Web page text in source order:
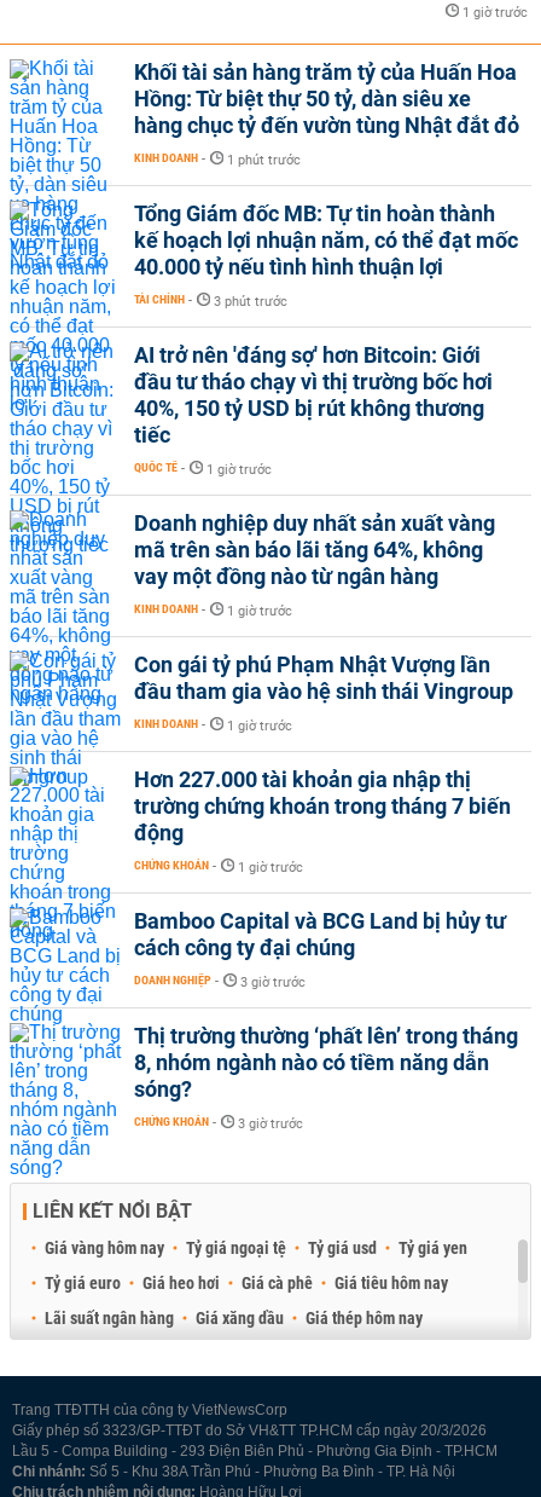
1 giờ trước
Khối tài sản hàng trăm tỷ của Huấn Hoa
Hồng: Từ biệt thự 50 tỷ, dàn siêu xe
hàng chục tỷ đến vườn tùng Nhật đắt đỏ
KINH DOANH - 1 phút trước
Tổng Giám đốc MB: Tự tin hoàn thành
kế hoạch lợi nhuận năm, có thể đạt mốc
40.000 tỷ nếu tình hình thuận lợi
TÀI CHÍNH - 3 phút trước
AI trở nên 'đáng sợ' hơn Bitcoin: Giới
đầu tư tháo chạy vì thị trường bốc hơi
40%, 150 tỷ USD bị rút không thương
tiếc
QUỐC TẾ - 1 giờ trước
Doanh nghiệp duy nhất sản xuất vàng
mã trên sàn báo lãi tăng 64%, không
vay một đồng nào từ ngân hàng
KINH DOANH - 1 giờ trước
Con gái tỷ phú Phạm Nhật Vượng lần
đầu tham gia vào hệ sinh thái Vingroup
KINH DOANH - 1 giờ trước
Hơn 227.000 tài khoản gia nhập thị
trường chứng khoán trong tháng 7 biến
động
CHỨNG KHOÁN - 1 giờ trước
Bamboo Capital và BCG Land bị hủy tư
cách công ty đại chúng
DOANH NGHIỆP - 3 giờ trước
Thị trường thường ‘phất lên’ trong tháng
8, nhóm ngành nào có tiềm năng dẫn
sóng?
CHỨNG KHOÁN - 3 giờ trước
LIÊN KẾT NỔI BẬT
Giá vàng hôm nay Tỷ giá ngoại tệ Tỷ giá usd
Tỷ giá yen
Tỷ giá euro
Giá heo hơi Giá cà phê
Giá tiêu hôm nay
Lãi suất ngân hàng
Giá xăng dầu
Giá thép hôm nay
Trang TTĐTTH của công ty VietNewsCorp
Giấy phép số 3323/GP-TTĐT do Sở VH&TT TP.HCM cấp ngày 20/3/2026
Lầu 5 - Compa Building - 293 Điện Biên Phủ - Phường Gia Định - TP.HCM
Chi nhánh: Số 5 - Khu 38A Trần Phú - Phường Ba Đình - TP. Hà Nội
Chịu trách nhiệm nội dung: Hoàng Hữu Lợi